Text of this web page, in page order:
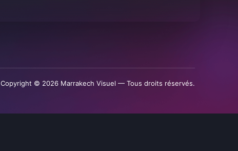
Copyright © 2026 Marrakech Visuel — Tous droits réservés.